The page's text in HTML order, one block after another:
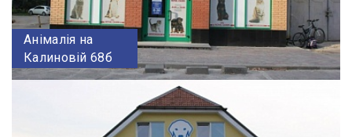
Анімалія на
Калиновій 68б